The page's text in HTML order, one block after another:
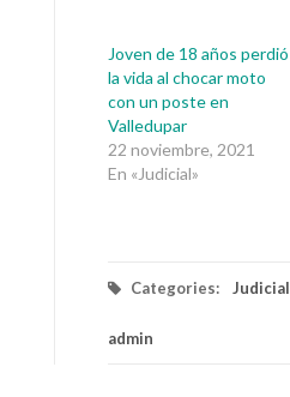
Joven de 18 años perdió
la vida al chocar moto
con un poste en
Valledupar
22 noviembre, 2021
En «Judicial»
Categories: Judicial
admin